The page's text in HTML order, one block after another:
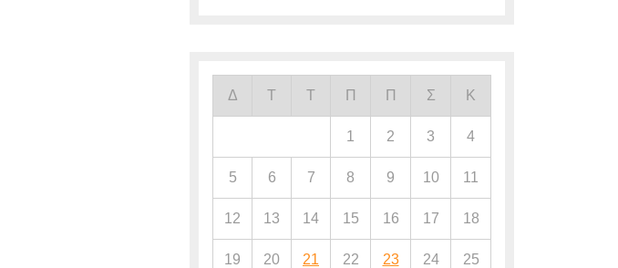
Δ Τ Τ Π Π Σ Κ
1 2 3 4
5 6 7 8 9 10 11
12 13 14 15 16 17 18
19 20 21 22 23 24 25